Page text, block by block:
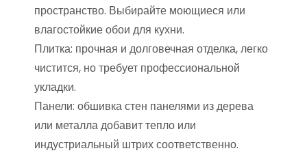
пространство. Выбирайте моющиеся или
влагостойкие обои для кухни.
Плитка: прочная и долговечная отделка, легко
чистится, но требует профессиональной
укладки.
Панели: обшивка стен панелями из дерева
или металла добавит тепло или
индустриальный штрих соответственно.